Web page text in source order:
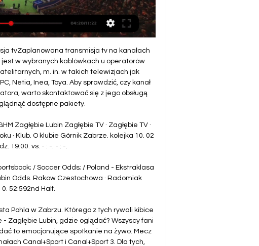
tvZaplanowana transmisja tv na kanałach
jest w wybranych kablówkach u operatorów
m. in. w takich telewizjach jak
Netia, Inea, Toya. Aby sprawdzić, czy kanał
warto skontaktować się z jego obsługą
dostępne pakiety.
Zagłębie Lubin Zagłębie TV · Zagłębie TV ·
· Klub. O klubie Górnik Zabrze. kolejka 10. 02
19:00. vs. - : -. - : -.
/ Soccer Odds; / Poland - Ekstraklasa
Odds. Rakow Czestochowa · Radomiak
52:592nd Half.
Pohla w Zabrzu. Którego z tych rywali kibice
Zagłębie Lubin, gdzie oglądać? Wszyscy fani
to emocjonujące spotkanie na żywo. Mecz
Canal+Sport i Canal+Sport 3. Dla tych,